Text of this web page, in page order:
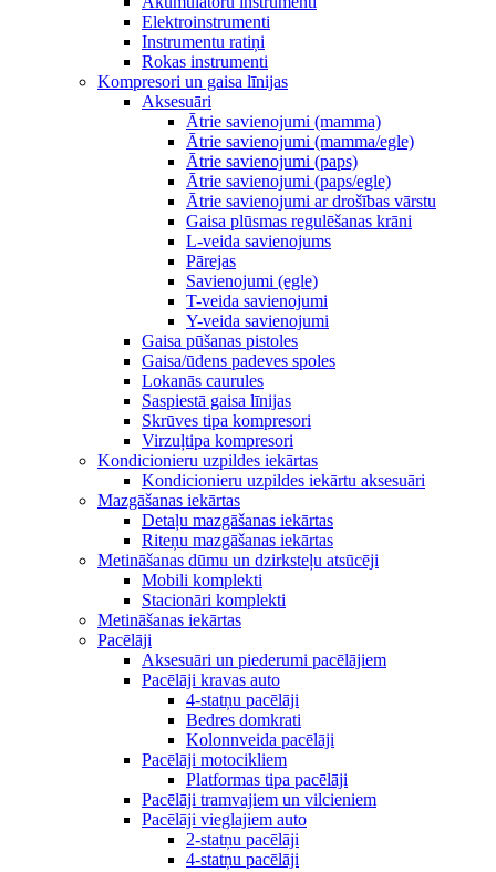
Elektroinstrumenti
Instrumentu ratiņi
Rokas instrumenti
Kompresori un gaisa līnijas
Aksesuāri
Ātrie savienojumi (mamma)
Ātrie savienojumi (mamma/egle)
Ātrie savienojumi (paps)
Ātrie savienojumi (paps/egle)
Ātrie savienojumi ar drošības vārstu
Gaisa plūsmas regulēšanas krāni
L-veida savienojums
Pārejas
Savienojumi (egle)
T-veida savienojumi
Y-veida savienojumi
Gaisa pūšanas pistoles
Gaisa/ūdens padeves spoles
Lokanās caurules
Saspiestā gaisa līnijas
Skrūves tipa kompresori
Virzuļtipa kompresori
Kondicionieru uzpildes iekārtas
Kondicionieru uzpildes iekārtu aksesuāri
Mazgāšanas iekārtas
Detaļu mazgāšanas iekārtas
Riteņu mazgāšanas iekārtas
Metināšanas dūmu un dzirksteļu atsūcēji
Mobili komplekti
Stacionāri komplekti
Metināšanas iekārtas
Pacēlāji
Aksesuāri un piederumi pacēlājiem
Pacēlāji kravas auto
4-statņu pacēlāji
Bedres domkrati
Kolonnveida pacēlāji
Pacēlāji motocikliem
Platformas tipa pacēlāji
Pacēlāji tramvajiem un vilcieniem
Pacēlāji vieglajiem auto
2-statņu pacēlāji
4-statņu pacēlāji